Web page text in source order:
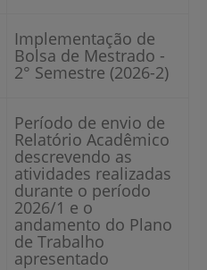
Implementação de
Bolsa de Mestrado -
2° Semestre (2026-2)
Período de envio de
Relatório Acadêmico
descrevendo as
atividades realizadas
durante o período
2026/1 e o
andamento do Plano
de Trabalho
apresentado